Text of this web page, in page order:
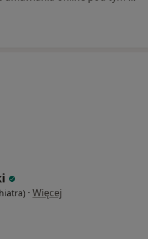
· Więcej